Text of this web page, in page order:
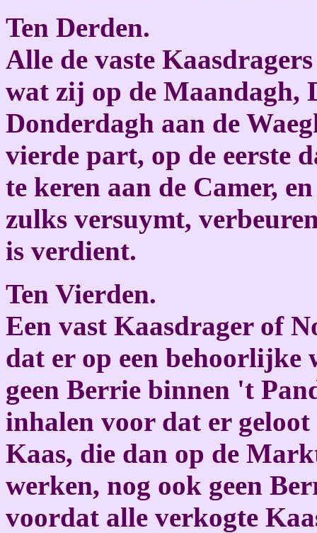
Ten Derden.
Alle de vaste
wat zij op de Maandagh,
Donderdagh aan de
vierde part, op de eerste
te keren aan de Camer,
zulks versuymt,
is verdient.
Ten Vierden.
Een vast Kaasdrager of
dat er op een behoorlijke
geen Berrie binnen 't
inhalen voor dat er
Kaas, die dan op de
werken, nog ook geen
voordat alle verkogte